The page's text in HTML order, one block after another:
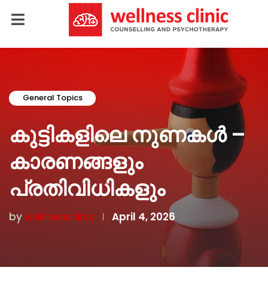
General Topics
കുട്ടികളിലെ നുണകൾ –
കാരണങ്ങളും
പ്രതിവിധികളും
bywellnessclinic April 4, 2026